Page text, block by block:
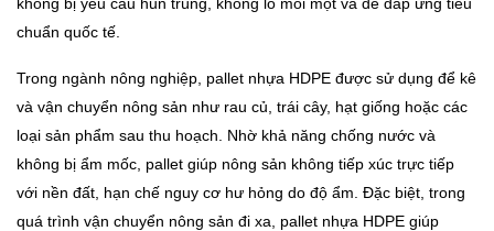
chuẩn quốc tế.
Trong ngành nông nghiệp, pallet nhựa HDPE được sử dụng để kê
và vận chuyển nông sản như rau củ, trái cây, hạt giống hoặc các
loại sản phẩm sau thu hoạch. Nhờ khả năng chống nước và
không bị ẩm mốc, pallet giúp nông sản không tiếp xúc trực tiếp
với nền đất, hạn chế nguy cơ hư hỏng do độ ẩm. Đặc biệt, trong
quá trình vận chuyển nông sản đi xa, pallet nhựa HDPE giúp